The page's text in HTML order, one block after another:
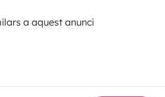
a aquest anunci